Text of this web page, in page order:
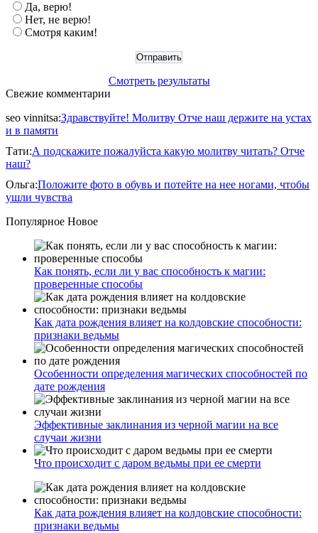
Да, верю!
Нет, не верю!
Смотря каким!
Смотреть результаты
Свежие комментарии
seo vinnitsa:Здравствуйте! Молитву Отче наш держите на устах
и в памяти
Тати:А подскажите пожалуйста какую молитву читать? Отче
наш?
Ольга:Положите фото в обувь и потейте на нее ногами, чтобы
ушли чувства
Популярное Новое
Как понять, если ли у вас способность к магии:
проверенные способы
Как дата рождения влияет на колдовские способности:
признаки ведьмы
Особенности определения магических способностей по
дате рождения
Эффективные заклинания из черной магии на все
случаи жизни
Что происходит с даром ведьмы при ее смерти
Как дата рождения влияет на колдовские способности:
признаки ведьмы